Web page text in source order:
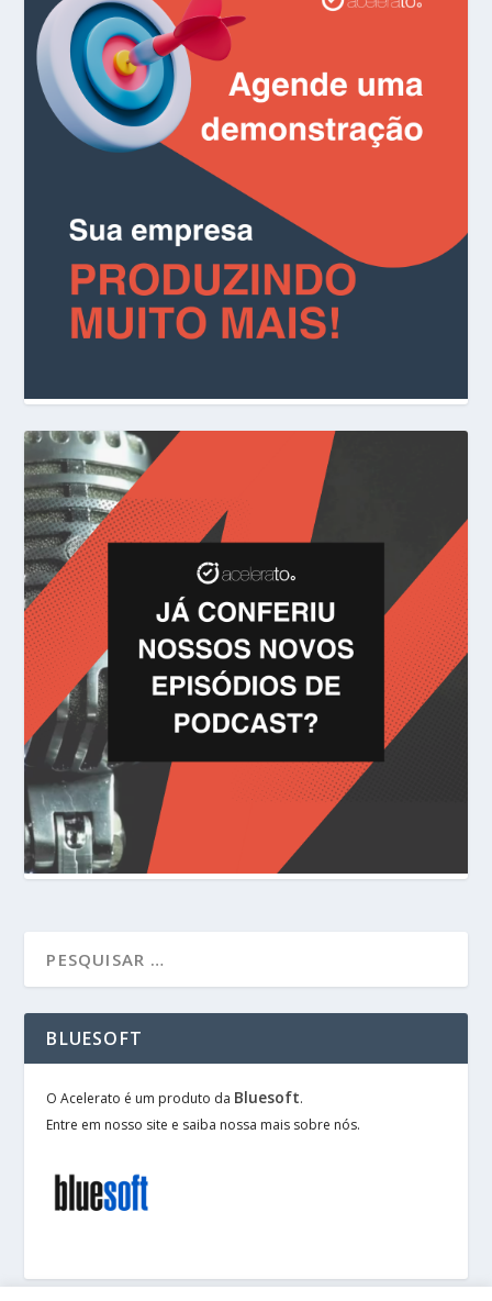
BLUESOFT
O Acelerato é um produto da Bluesoft.
Entre em nosso site e saiba nossa mais sobre nós.